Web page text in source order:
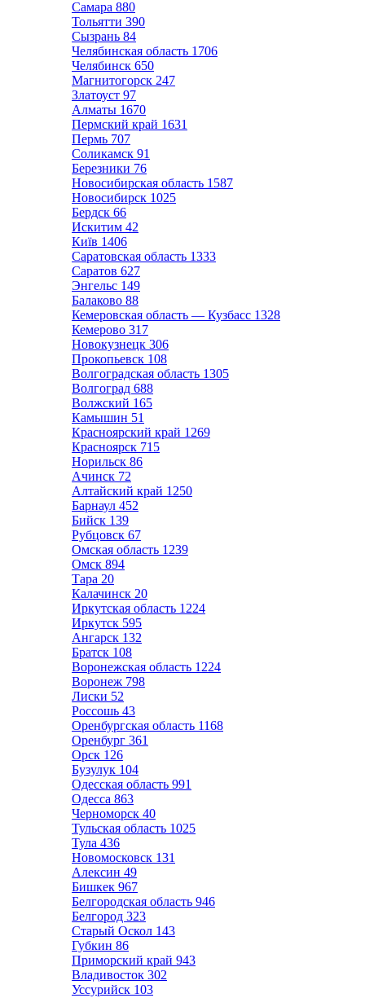
Самара 880
Тольятти 390
Сызрань 84
Челябинская область 1706
Челябинск 650
Магнитогорск 247
Златоуст 97
Алматы 1670
Пермский край 1631
Пермь 707
Соликамск 91
Березники 76
Новосибирская область 1587
Новосибирск 1025
Бердск 66
Искитим 42
Київ 1406
Саратовская область 1333
Саратов 627
Энгельс 149
Балаково 88
Кемеровская область — Кузбасс 1328
Кемерово 317
Новокузнецк 306
Прокопьевск 108
Волгоградская область 1305
Волгоград 688
Волжский 165
Камышин 51
Красноярский край 1269
Красноярск 715
Норильск 86
Ачинск 72
Алтайский край 1250
Барнаул 452
Бийск 139
Рубцовск 67
Омская область 1239
Омск 894
Тара 20
Калачинск 20
Иркутская область 1224
Иркутск 595
Ангарск 132
Братск 108
Воронежская область 1224
Воронеж 798
Лиски 52
Россошь 43
Оренбургская область 1168
Оренбург 361
Орск 126
Бузулук 104
Одесская область 991
Одесса 863
Черноморск 40
Тульская область 1025
Тула 436
Новомосковск 131
Алексин 49
Бишкек 967
Белгородская область 946
Белгород 323
Старый Оскол 143
Губкин 86
Приморский край 943
Владивосток 302
Уссурийск 103